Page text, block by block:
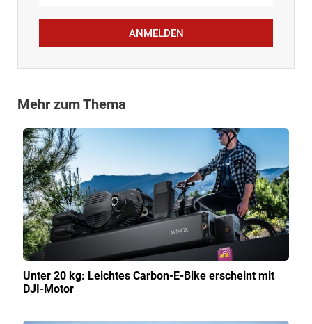
ANMELDEN
Mehr zum Thema
Unter 20 kg: Leichtes Carbon-E-Bike erscheint mit
DJI-Motor